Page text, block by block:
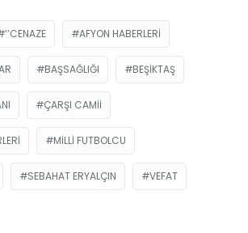
’’CENAZE AFYON HABERLERI
BAŞSAĞLIĞI BEŞIKTAŞ
ÇARŞI CAMII
MILLI FUTBOLCU
SEBAHAT ERYALÇIN VEFAT